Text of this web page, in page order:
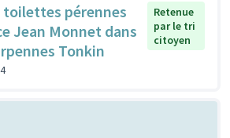
pérennes
Jean Monnet dans
Tonkin
Retenue
par le tri
citoyen